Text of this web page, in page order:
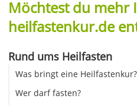
Möchtest du mehr
heilfastenkur.de
Rund ums Heilfasten
Was bringt eine Heilfastenkur?
Wer darf fasten?